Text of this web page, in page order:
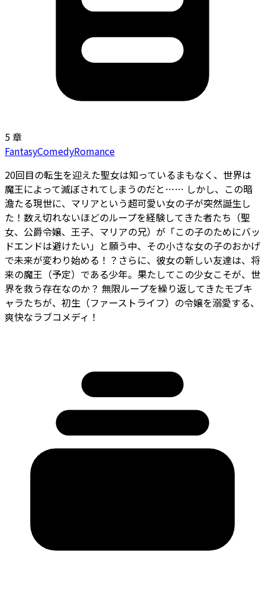
5 章
FantasyComedyRomance
20回目の転生を迎えた聖女は知っている――まもなく、世界は
魔王によって滅ぼされてしまうのだと…… しかし、この暗
澹たる現世に、マリアという超可愛い女の子が突然誕生し
た！数え切れないほどのループを経験してきた者たち（聖
女、公爵令嬢、王子、マリアの兄）が「この子のためにバッ
ドエンドは避けたい」と願う中、その小さな女の子のおかげ
で未来が変わり始める！？さらに、彼女の新しい友達は、将
来の魔王（予定）である少年。果たしてこの少女こそが、世
界を救う存在なのか？ 無限ループを繰り返してきたモブキ
ャラたちが、初生（ファーストライフ）の令嬢を溺愛する、
爽快なラブコメディ！